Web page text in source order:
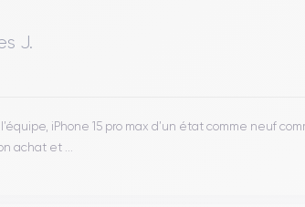
J.
iPhone 15 pro max d’un état comme neuf
achat et ...